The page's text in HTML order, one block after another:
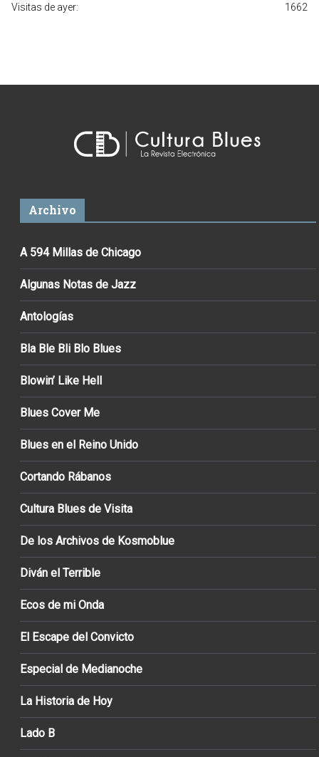
1662
Visitas de ayer:
Archivo
A 594 Millas de Chicago
Algunas Notas de Jazz
Antologías
Bla Ble Bli Blo Blues
Blowin’ Like Hell
Blues Cover Me
Blues en el Reino Unido
Cortando Rábanos
Cultura Blues de Visita
De los Archivos de Kosmoblue
Diván el Terrible
Ecos de mi Onda
El Escape del Convicto
Especial de Medianoche
La Historia de Hoy
Lado B